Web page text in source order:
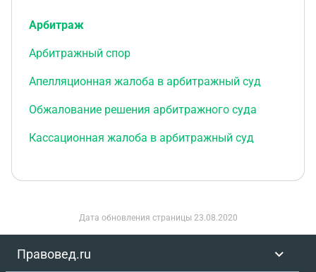
Арбитраж
Арбитражный спор
Апелляционная жалоба в арбитражный суд
Обжалование решения арбитражного суда
Кассационная жалоба в арбитражный суд
Дата обновления страницы 23.08.2020
Правовед.ru